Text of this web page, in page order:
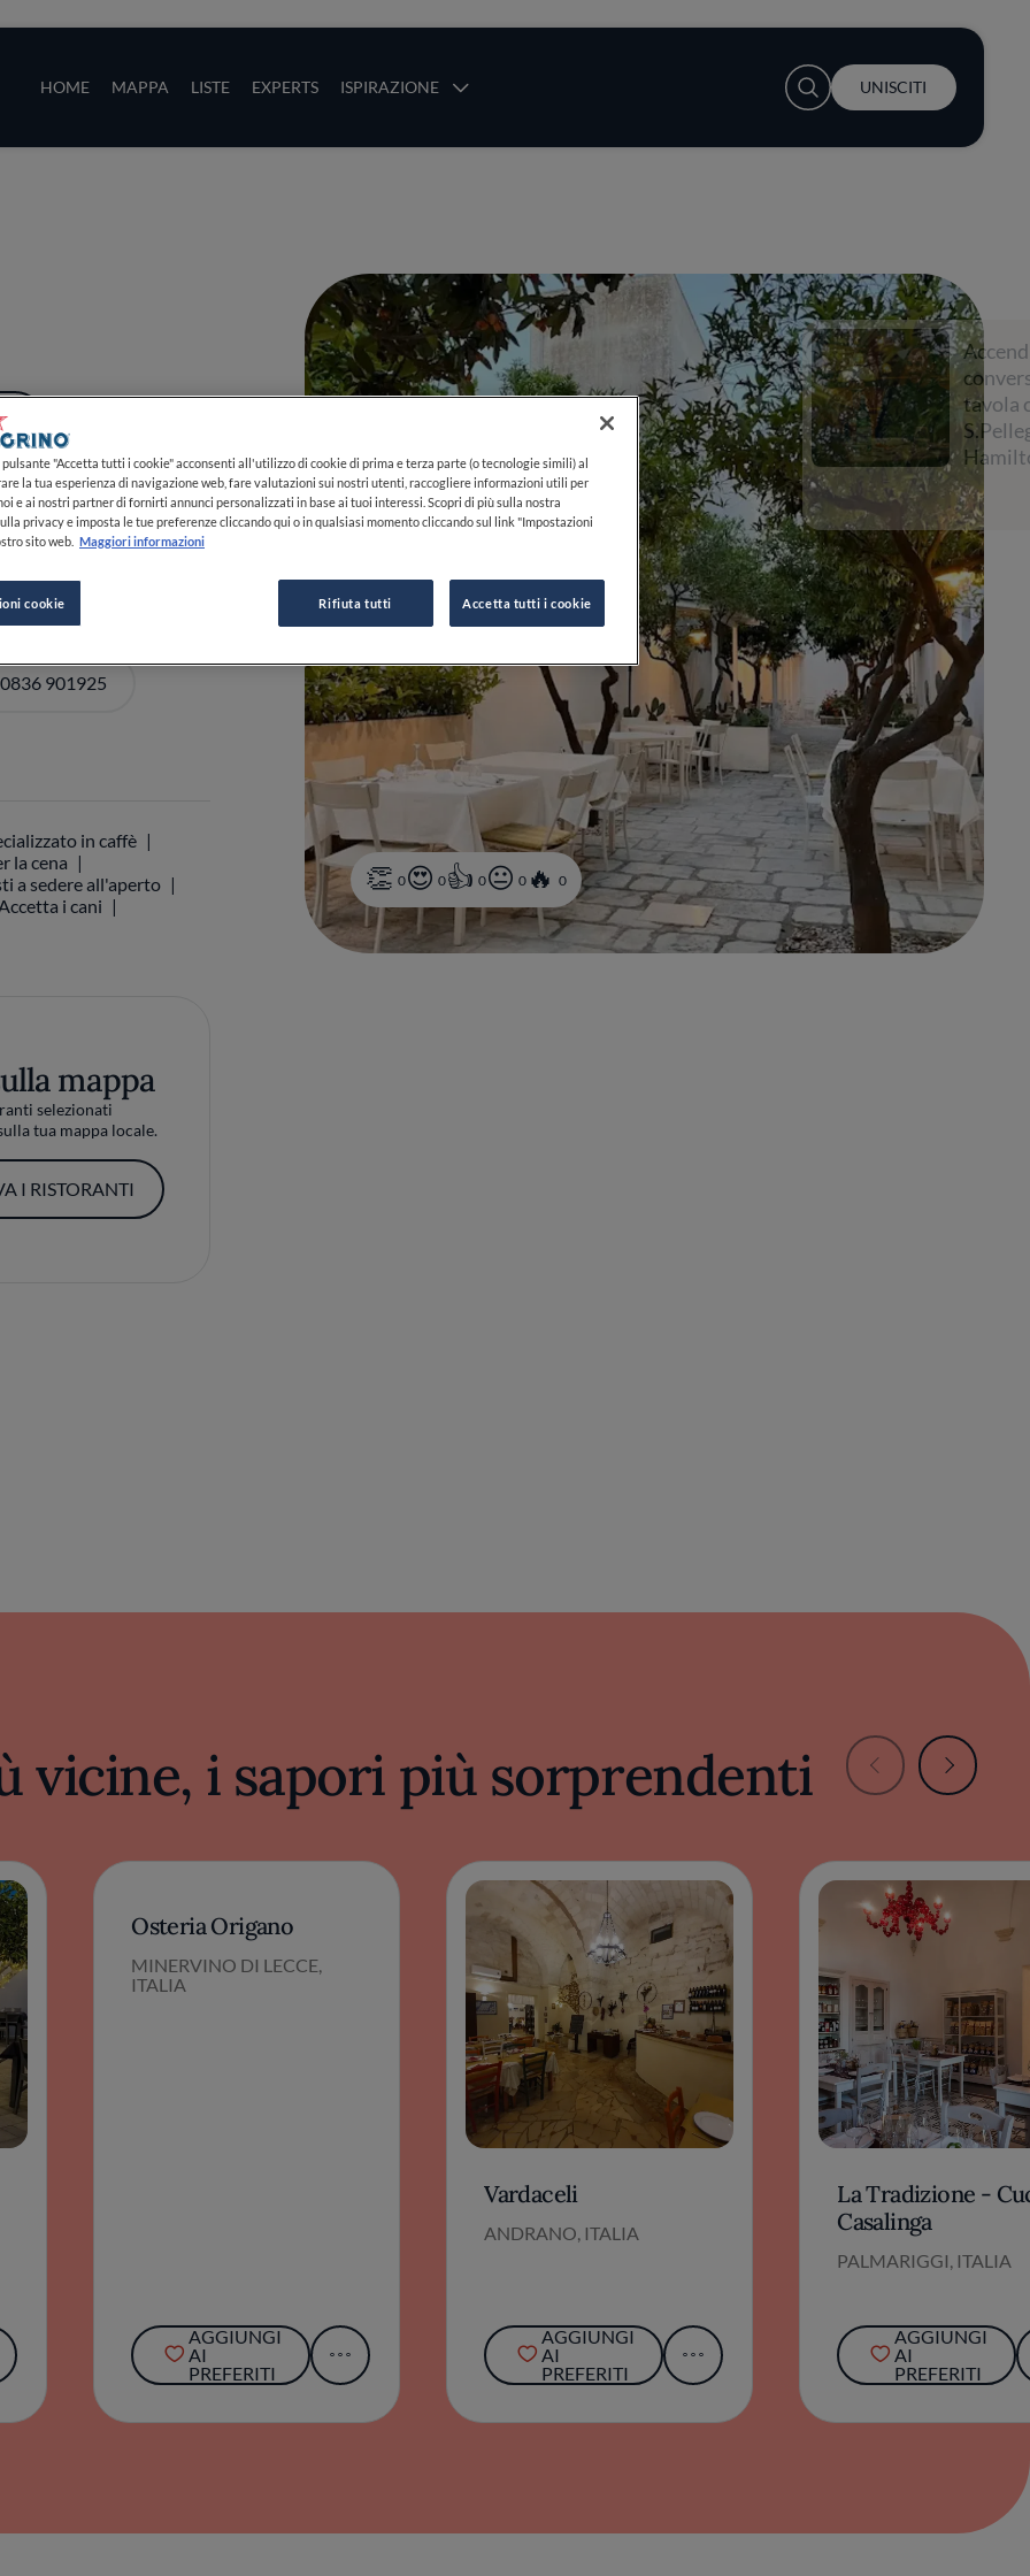
HOME MAPPA LISTE EXPERTS ISPIRAZIONE
User account menu
UNISCITI
0 0 0 0 0
Accendi la
conversazione a
tavola con
S.Pellegrino e Lewis
Hamilton
ORARI
901925
in caffè
la cena
a sedere all'aperto
i cani
mappa
selezionati
tua mappa locale.
I RISTORANTI
vicine, i sapori più sorprendenti
Osteria Origano
MINERVINO DI LECCE,
ITALIA
AGGIUNGI
AI
PREFERITI
Vardaceli
ANDRANO, ITALIA
AGGIUNGI
AI
PREFERITI
La Tradizione -
Casalinga
PALMARIGGI, ITALIA
AGGIUNGI
AI
PREFERITI
"Accetta tutti i cookie" acconsenti all'utilizzo di cookie di prima e terza parte (o tecnologie simili) al
la tua esperienza di navigazione web, fare valutazioni sui nostri utenti, raccogliere informazioni utili per
e ai nostri partner di fornirti annunci personalizzati in base ai tuoi interessi. Scopri di più sulla nostra
privacy e imposta le tue preferenze cliccando qui o in qualsiasi momento cliccando sul link "Impostazioni
sito web. Maggiori informazioni
cookie Rifiuta tutti Accetta tutti i cookie